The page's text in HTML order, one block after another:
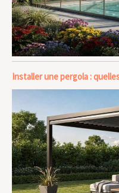
Installer une pergola :